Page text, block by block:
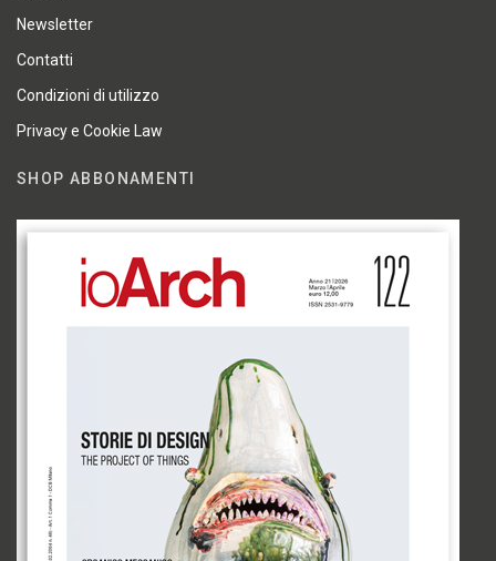
Newsletter
Contatti
Condizioni di utilizzo
Privacy e Cookie Law
SHOP ABBONAMENTI